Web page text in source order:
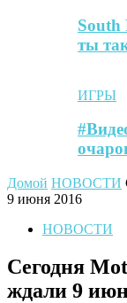
South
ты
ИГРЫ
Домой НОВОСТИ
9 июня 2016
НОВОСТИ
Сегодня
ждали 9